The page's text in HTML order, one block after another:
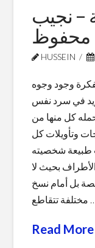
– نجيب
محفوظ
HUSSEIN
وجود وجوه
في سرد نفس
كل منها من
وتأويلات كل
شخصيته
بحيث لا
بل أمام نسخ
…
Read More